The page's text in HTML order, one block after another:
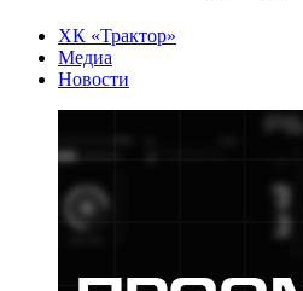
ХК «Трактор»
Медиа
Новости